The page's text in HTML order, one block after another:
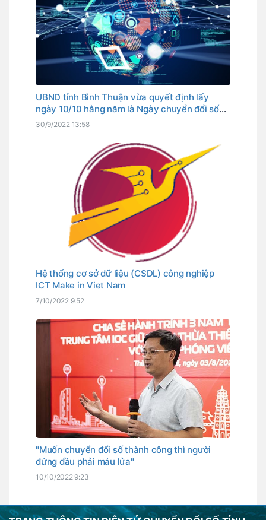
UBND tỉnh Bình Thuận vừa quyết định lấy
ngày 10/10 hằng năm là Ngày chuyển đổi số
tỉnh. Đây cũng là ngày Thủ tướng Chính phủ
30/9/2022 13:58
Hệ thống cơ sở dữ liệu (CSDL) công nghiệp
ICT Make in Viet Nam
7/10/2022 9:52
"Muốn chuyển đổi số thành công thì người
đứng đầu phải máu lửa"
10/10/2022 9:23